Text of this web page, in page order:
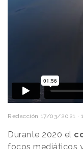
Redacción 17/03/2021 ·
Durante 2020 el
focos mediáticos